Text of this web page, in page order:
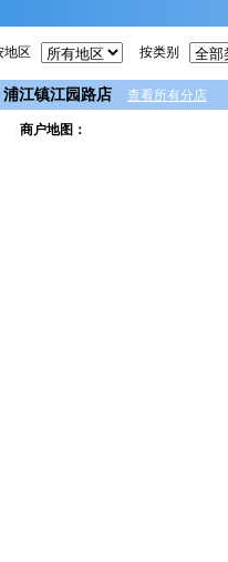
地区 按类别
浦江镇江园路店 查看所有分店
商户地图：